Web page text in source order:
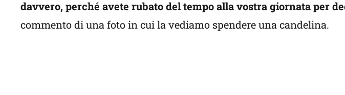
davvero, perché avete rubato del tempo alla vostra giornata per
commento di una foto in cui la vediamo spendere una candelina.